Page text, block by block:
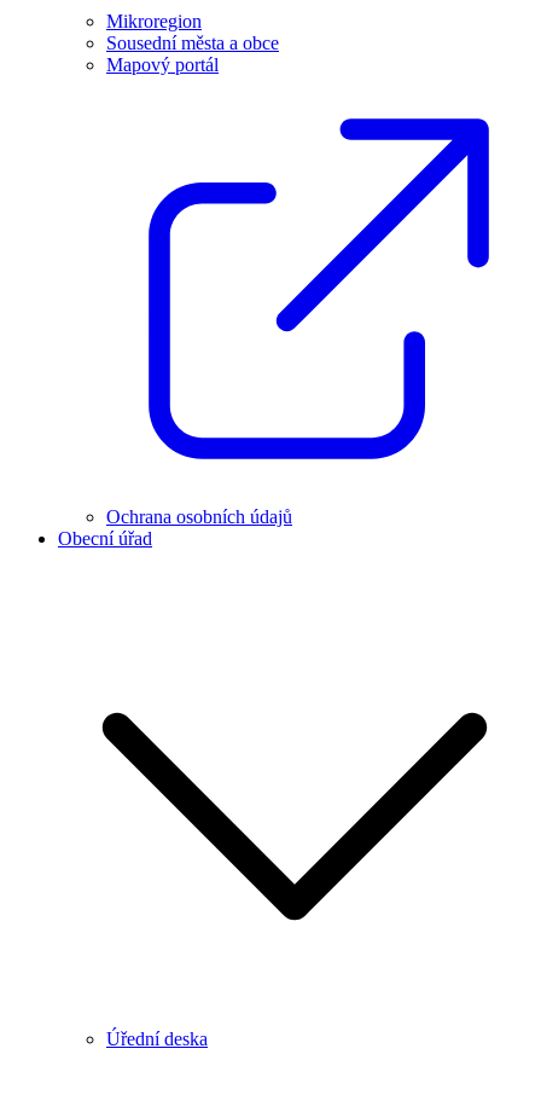
Mikroregion
Sousední města a obce
Mapový portál
Ochrana osobních údajů
Obecní úřad
Úřední deska